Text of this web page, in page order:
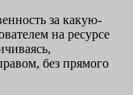
за какую-
на ресурсе
без прямого